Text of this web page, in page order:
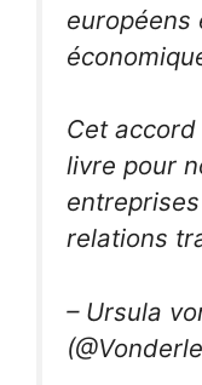
européens
Cet accord
livre pour
relations
– Ursula